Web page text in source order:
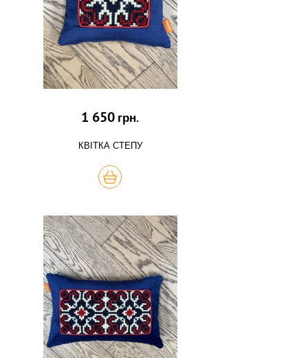
1 650 грн.
КВІТКА СТЕПУ
КУПИТЬ